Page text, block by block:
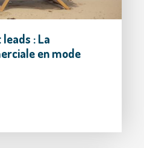
: La
en mode